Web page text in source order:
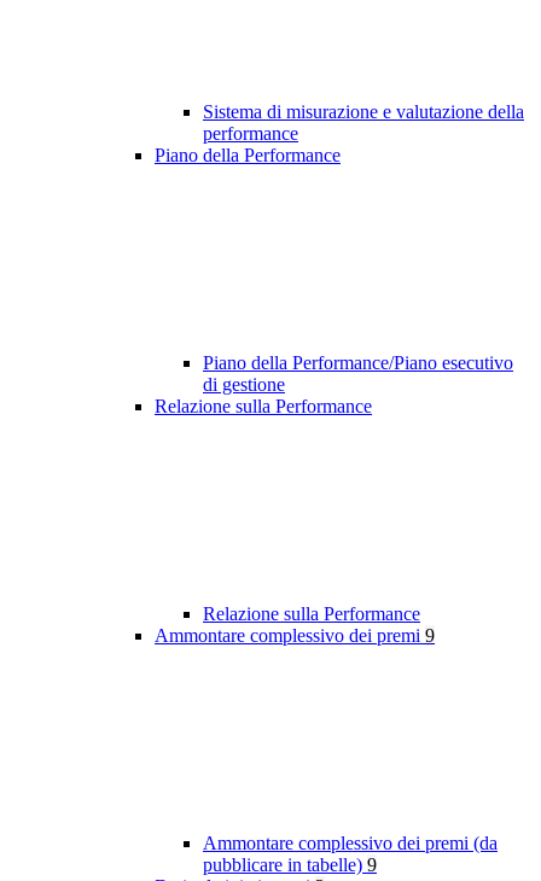
Sistema di misurazione e valutazione della
performance
Piano della Performance
Piano della Performance/Piano esecutivo
di gestione
Relazione sulla Performance
Relazione sulla Performance
Ammontare complessivo dei premi 9
Ammontare complessivo dei premi (da
pubblicare in tabelle) 9